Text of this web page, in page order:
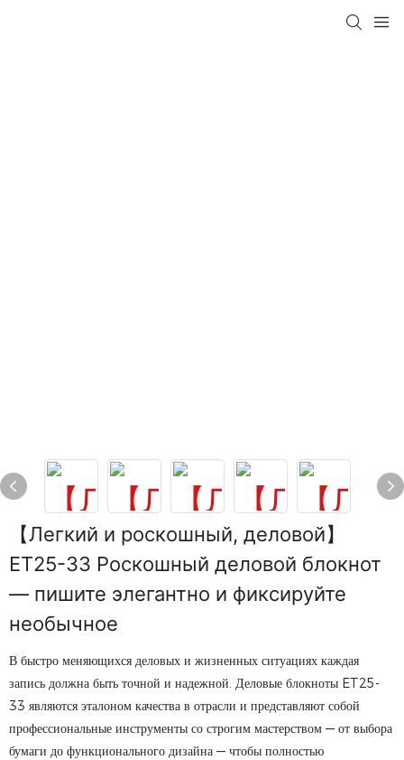
【Легкий и роскошный, деловой】
ET25-33 Роскошный деловой блокнот
— пишите элегантно и фиксируйте
необычное
В быстро меняющихся деловых и жизненных ситуациях каждая
запись должна быть точной и надежной. Деловые блокноты ET25-
33 являются эталоном качества в отрасли и представляют собой
профессиональные инструменты со строгим мастерством — от выбора
бумаги до функционального дизайна — чтобы полностью